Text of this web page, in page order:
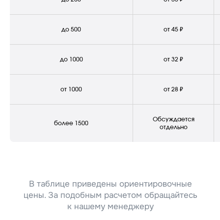
до 500 от 45 ₽
до 1000 от 32 ₽
от 1000 от 28 ₽
более 1500
Обсуждается
отдельно
чистота и порядок для всех
Чистота придомовых территорий — залог
многоквартирных домов. Регулярная уборка